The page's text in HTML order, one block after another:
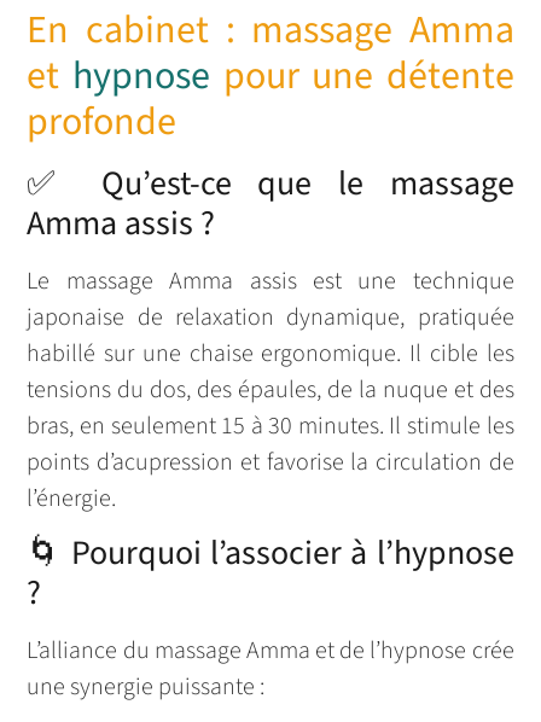
En cabinet : massage Amma
et hypnose pour une détente
profonde
✅ Qu’est-ce que le massage
Amma assis ?
Le massage Amma assis est une technique
japonaise de relaxation dynamique, pratiquée
habillé sur une chaise ergonomique. Il cible les
tensions du dos, des épaules, de la nuque et des
bras, en seulement 15 à 30 minutes. Il stimule les
points d’acupression et favorise la circulation de
l’énergie.
🌀 Pourquoi l’associer à l’hypnose
?
L’alliance du massage Amma et de l’hypnose crée
une synergie puissante :